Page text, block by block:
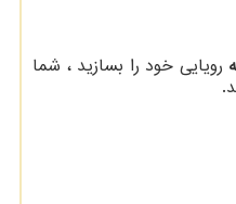
رویایی خود را بسازید ، شما